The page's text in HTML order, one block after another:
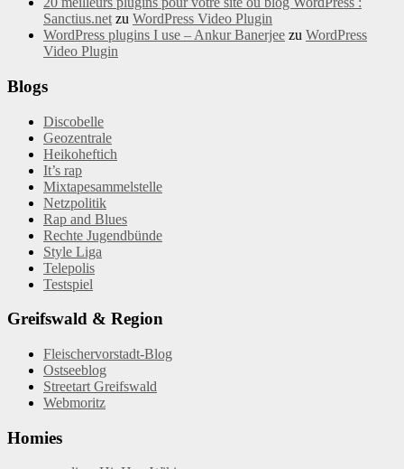
Sanctius.net zu WordPress Video Plugin
WordPress plugins I use – Ankur Banerjee zu WordPress
Video Plugin
Blogs
Discobelle
Geozentrale
Heikoheftich
It’s rap
Mixtapesammelstelle
Netzpolitik
Rap and Blues
Rechte Jugendbünde
Style Liga
Telepolis
Testspiel
Greifswald & Region
Fleischervorstadt-Blog
Ostseeblog
Streetart Greifswald
Webmoritz
Homies